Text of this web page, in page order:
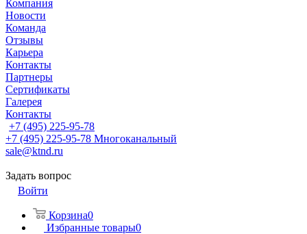
Компания
Новости
Команда
Отзывы
Карьера
Контакты
Партнеры
Сертификаты
Галерея
Контакты
+7 (495) 225-95-78
+7 (495) 225-95-78 Многоканальный
sale@ktnd.ru
Задать вопрос
Войти
Корзина0
Избранные товары0